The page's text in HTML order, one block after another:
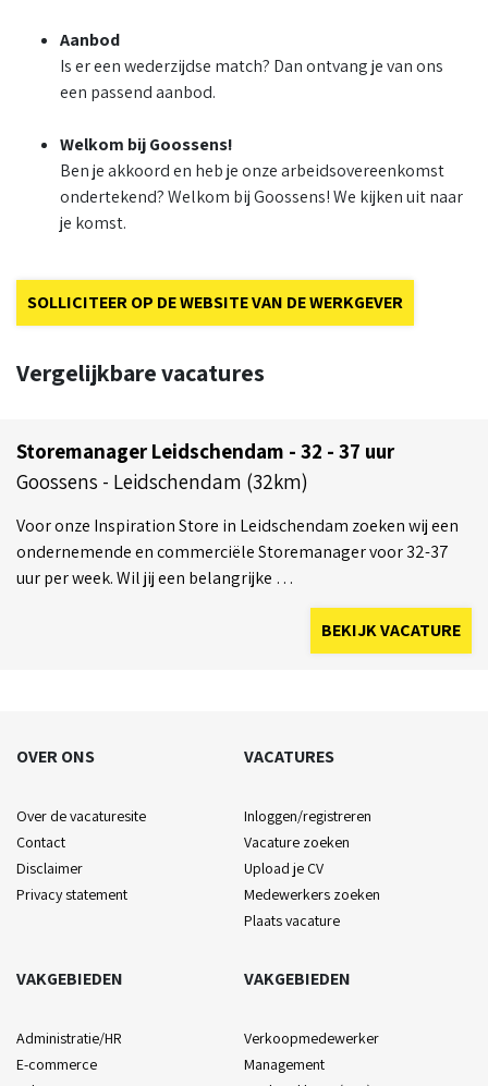
Aanbod
Is er een wederzijdse match? Dan ontvang je van ons
een passend aanbod.
Welkom bij Goossens!
Ben je akkoord en heb je onze arbeidsovereenkomst
ondertekend? Welkom bij Goossens! We kijken uit naar
je komst.
SOLLICITEER OP DE WEBSITE VAN DE WERKGEVER
Vergelijkbare vacatures
Storemanager Leidschendam - 32 - 37 uur
Goossens - Leidschendam (32km)
Voor onze Inspiration Store in Leidschendam zoeken wij een
ondernemende en commerciële Storemanager voor 32-37
uur per week. Wil jij een belangrijke …
BEKIJK VACATURE
OVER ONS
Over de vacaturesite
Contact
Disclaimer
Privacy statement
VACATURES
Inloggen/registreren
Vacature zoeken
Upload je CV
Medewerkers zoeken
Plaats vacature
VAKGEBIEDEN
Administratie/HR
E-commerce
VAKGEBIEDEN
Verkoopmedewerker
Management